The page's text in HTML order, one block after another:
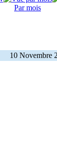
Par mois
10 Novembre